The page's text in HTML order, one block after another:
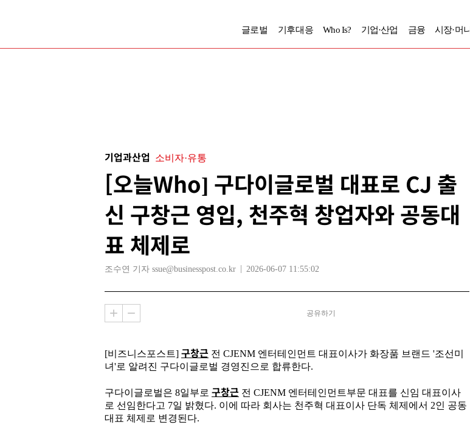
글로벌 기후대응 Who Is? 기업·산업 금융 시장·머니
기업과산업 소비자·유통
[오늘Who] 구다이글로벌 대표로 CJ 출
신 구창근 영입, 천주혁 창업자와 공동대
표 체제로
조수연 기자 ssue@businesspost.co.kr 2026-06-07 11:55:02
공유하기
[비즈니스포스트] 구창근 전 CJENM 엔터테인먼트 대표이사가 화장품 브랜드 '조선미
녀'로 알려진 구다이글로벌 경영진으로 합류한다.
구다이글로벌은 8일부로 구창근 전 CJENM 엔터테인먼트부문 대표를 신임 대표이사
로 선임한다고 7일 밝혔다. 이에 따라 회사는 천주혁 대표이사 단독 체제에서 2인 공동
대표 체제로 변경된다.